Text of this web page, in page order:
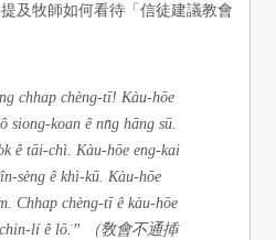
及牧師如何看待「信徒建議教會
chhap chèng-tī! Kàu-hōe
siong-koan ê nn̄g hāng sū.
ê tāi-chì. Kàu-hōe eng-kai
sèng ê khì-kū. Kàu-hōe
Chhap chèng-tī ê kàu-hōe
lí ê lō͘.” （敎會不通揷